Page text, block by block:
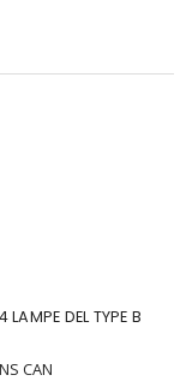
DEL TYPE B
CAN